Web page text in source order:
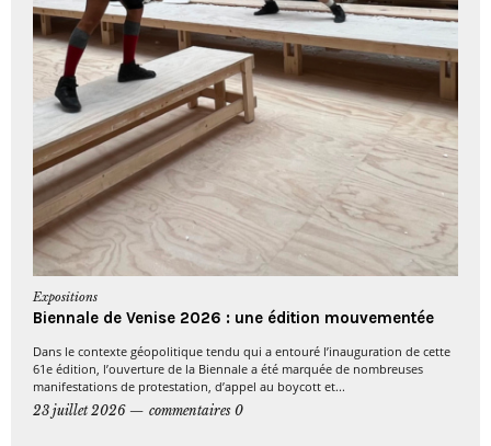
Expositions
Biennale de Venise 2026 : une édition mouvementée
Dans le contexte géopolitique tendu qui a entouré l’inauguration de cette
61e édition, l’ouverture de la Biennale a été marquée de nombreuses
manifestations de protestation, d’appel au boycott et...
23 juillet 2026
commentaires 0